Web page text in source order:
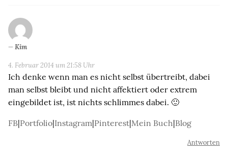
Kim
4. Februar 2014 um 21:58 Uhr
Ich denke wenn man es nicht selbst übertreibt, dabei
man selbst bleibt und nicht affektiert oder extrem
eingebildet ist, ist nichts schlimmes dabei. 🙂
FB|Portfolio|Instagram|Pinterest|Mein Buch|Blog
Antworten